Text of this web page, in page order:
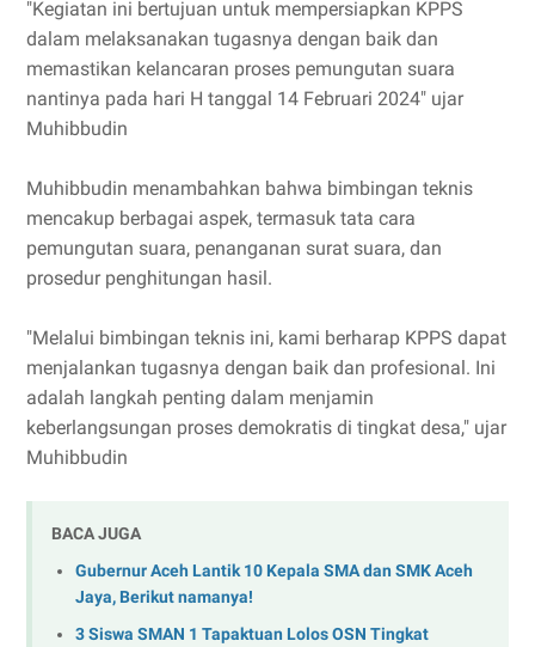
"Kegiatan ini bertujuan untuk mempersiapkan KPPS
dalam melaksanakan tugasnya dengan baik dan
memastikan kelancaran proses pemungutan suara
nantinya pada hari H tanggal 14 Februari 2024" ujar
Muhibbudin
Muhibbudin menambahkan bahwa bimbingan teknis
mencakup berbagai aspek, termasuk tata cara
pemungutan suara, penanganan surat suara, dan
prosedur penghitungan hasil.
"Melalui bimbingan teknis ini, kami berharap KPPS dapat
menjalankan tugasnya dengan baik dan profesional. Ini
adalah langkah penting dalam menjamin
keberlangsungan proses demokratis di tingkat desa," ujar
Muhibbudin
BACA JUGA
Gubernur Aceh Lantik 10 Kepala SMA dan SMK Aceh
Jaya, Berikut namanya!
3 Siswa SMAN 1 Tapaktuan Lolos OSN Tingkat